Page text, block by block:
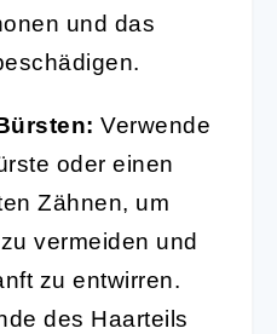
und das
Verwende
oder einen
Zähnen, um
vermeiden und
zu entwirren.
des Haarteils